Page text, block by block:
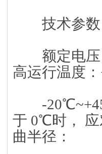
技术参数
额定电压
高运行温度
-20℃~+45℃
于 0℃时
曲半径：